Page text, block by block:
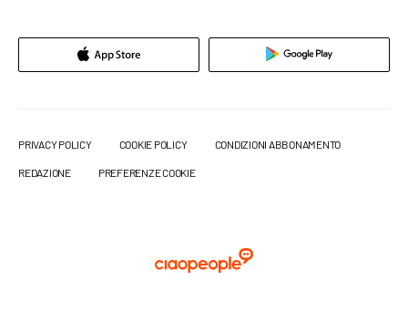
PRIVACY POLICY COOKIE POLICY CONDIZIONI ABBONAMENTO
REDAZIONE PREFERENZE COOKIE